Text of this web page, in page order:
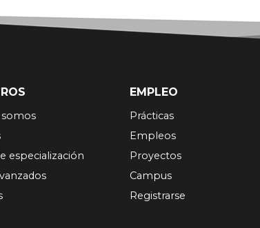
somos
especialización
EMPLEO
Prácticas
Empleos
Proyectos
Campus
Registrarse